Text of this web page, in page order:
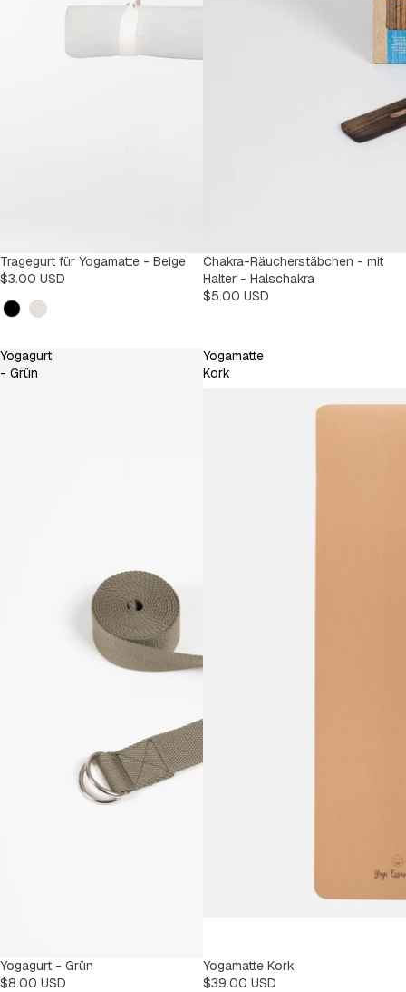
Tragegurt für Yogamatte - Beige
$3.00 USD
Kleur
Chakra-Räucherstäbchen - mit
Halter - Halschakra
$5.00 USD
Yogagurt
- Grün
Yogagurt - Grün
$8.00 USD
Yogamatte
Kork
Yogamatte Kork
$39.00 USD